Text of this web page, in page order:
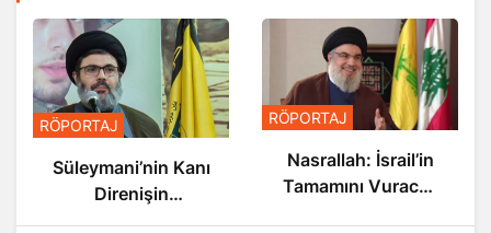
RÖPORTAJ
Süleymani’nin Kanı
Direnişin
Damarlarında
RÖPORTAJ
Nasrallah: İsrail’in
Tamamını Vuracak